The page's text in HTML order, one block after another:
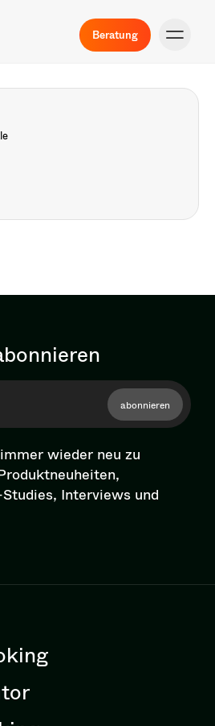
Beratung
abonnieren
wieder neu zu
Interviews und